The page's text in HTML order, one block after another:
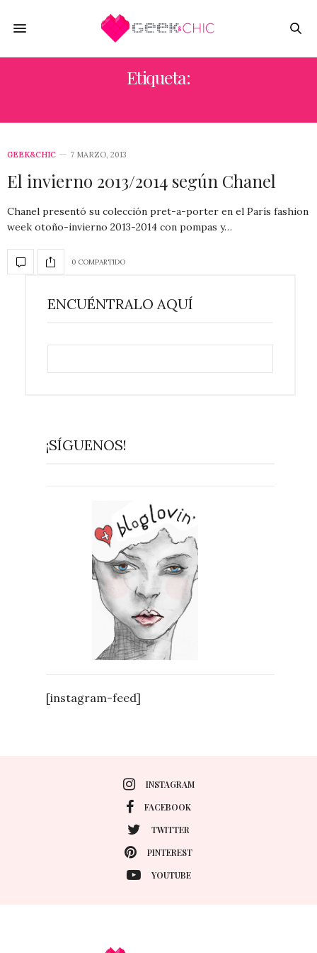
Etiqueta:
GEEK&CHIC 7 MARZO, 2013
El invierno 2013/2014 según Chanel
Chanel presentó su colección pret-a-porter en el París fashion
week otoño-invierno 2013-2014 con pompas y…
0 COMPARTIDO
ENCUÉNTRALO AQUÍ
¡SÍGUENOS!
[instagram-feed]
INSTAGRAM
FACEBOOK
TWITTER
PINTEREST
YOUTUBE